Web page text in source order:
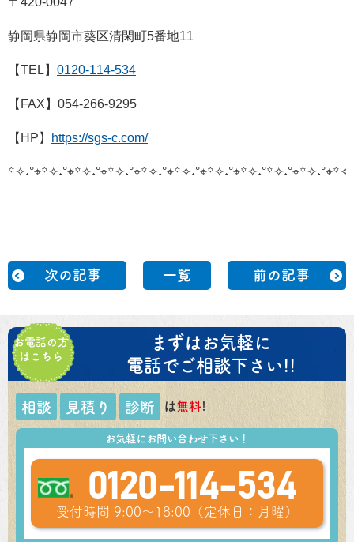
静岡県静岡市葵区清閑町5番地11
【TEL】 0120-114-534
【FAX】054-266-9295
【HP】 https://sgs-c.com/
꙳✧˖°⌖꙳✧˖°⌖꙳✧˖°⌖꙳✧˖°⌖꙳✧˖°⌖꙳✧˖°⌖꙳✧˖°⌖꙳✧˖°
次の記事 一覧 前の記事
お電話の方
はこちら
まずはお気軽に
電話でご相談下さい!!
相談 見積り 診断 は無料!
お気軽にお問い合わせ下さい！
0120-114-534
受付時間 9:00～18:00（定休日：月曜）